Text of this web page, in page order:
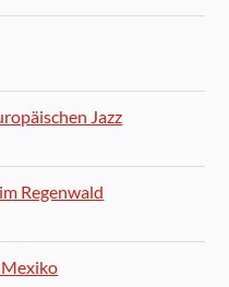
Jazz
Regenwald
Mexiko